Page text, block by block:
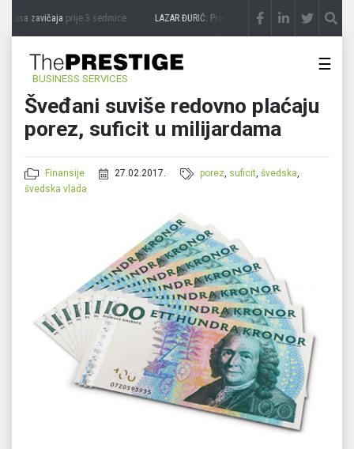
ukusa zavičajaprije 3 sedmice LAZAR ĐURIĆ: Promocija potencijal pretvara u
BUSINESS SERVICES
☰
Šveđani suviše redovno plaćaju
porez, suficit u milijardama
Finansije 27.02.2017. porez, suficit,švedska,
švedska vlada